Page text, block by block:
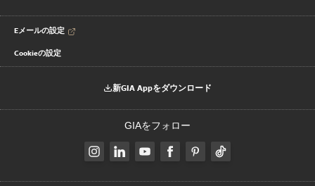
Eメールの設定
Cookieの設定
新GIA Appをダウンロード
GIAをフォロー